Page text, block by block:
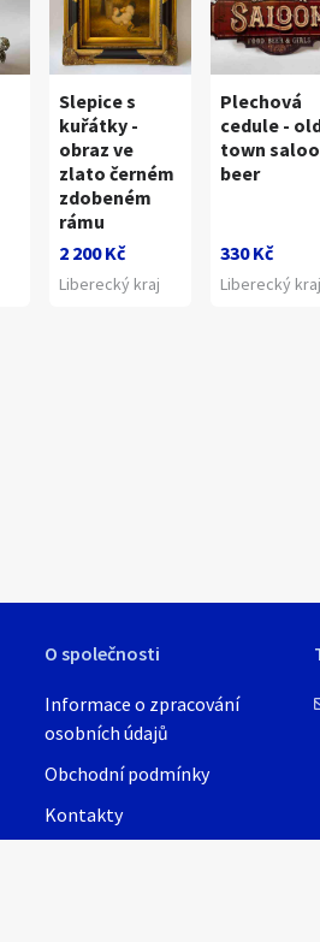
Slepice s
kuřátky -
obraz ve
zlato černém
zdobeném
rámu
2 200 Kč
Liberecký kraj
Plechová
cedule -
town
beer
330 Kč
Liberecký kraj
O společnosti
Informace o zpracování
osobních údajů
Obchodní podmínky
Kontakty